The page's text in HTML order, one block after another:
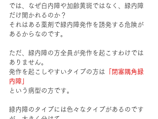
では、なぜ白内障や加齢黄斑ではなく、緑内障
だけ聞かれるのか？
それはある薬剤で緑内障発作を誘発する危険が
あるからなのです。
ただ、緑内障の方全員が発作を起こすわけでは
ありません。
発作を起こしやすいタイプの方は 「閉塞隅角緑
内障」
という病型の方です。
緑内障のタイプには色々なタイプがあるのです